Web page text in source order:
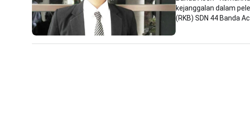
kejanggalan dalam
(RKB) SDN 44 Banda